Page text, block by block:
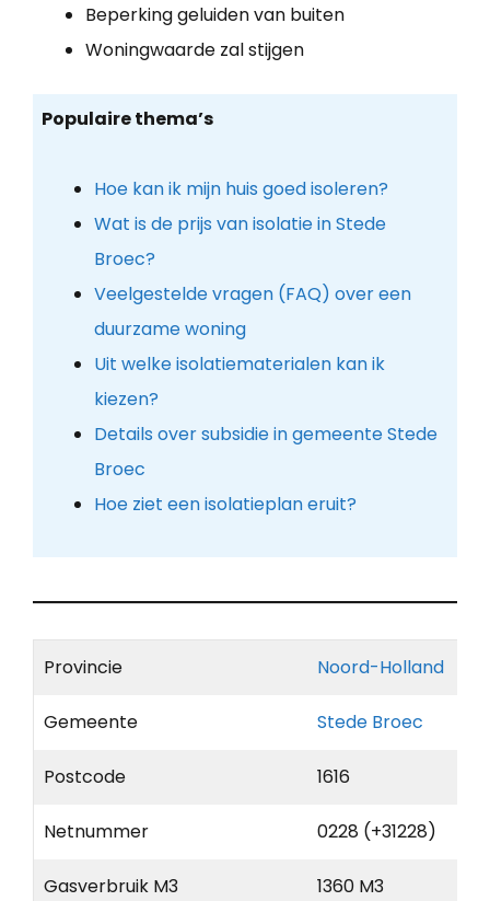
Beperking geluiden van buiten
Woningwaarde zal stijgen
Populaire thema’s
Hoe kan ik mijn huis goed isoleren?
Wat is de prijs van isolatie in Stede
Broec?
Veelgestelde vragen (FAQ) over een
duurzame woning
Uit welke isolatiematerialen kan ik
kiezen?
Details over subsidie in gemeente Stede
Broec
Hoe ziet een isolatieplan eruit?
Provincie Noord-Holland
Gemeente Stede Broec
Postcode 1616
Netnummer 0228 (+31228)
Gasverbruik M3 1360 M3